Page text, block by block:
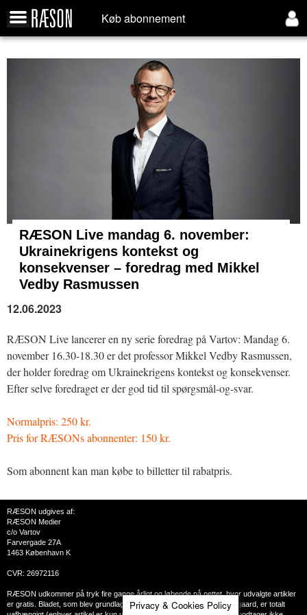
Køb abonnement
RÆSON Live mandag 6. november:
Ukrainekrigens kontekst og
konsekvenser – foredrag med Mikkel
Vedby Rasmussen
12.06.2023
RÆSON Live lancerer en ny serie foredrag på Vartov: Mandag 6.
november 16.30-18.30 er det professor Mikkel Vedby Rasmussen,
der holder foredrag om Ukrainekrigens kontekst og konsekvenser.
Efter selve foredraget er der god tid til spørgsmål-og-svar.
Normalpris: 250 kr.
Pris for RÆSONs abonnenter: 150 kr.
Som abonnent kan man købe to billetter til rabatpris.
RÆSON udgives af:
RÆSON Medier
c/o Vartov
Farvergade 27A
1463 København K
CVR: 26972116
RÆSON udkommer på tryk fire gange årligt og løbende på nettet, hvor udvalgte artikler
er gratis. Bladet, som blev grundlagt i 2002 af Clement Behrendt Kjersgaard, er totalt
Privacy & Cookies Policy